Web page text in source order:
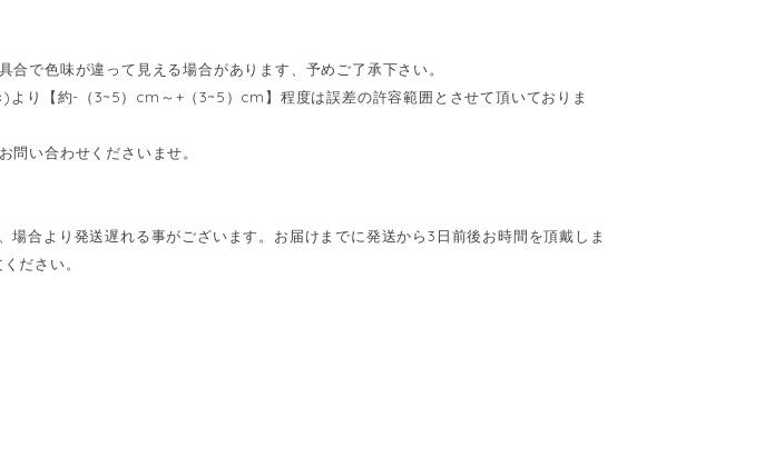
で色味が違って見える場合があります、予めご了承下さい。
より【約-（3~5）cm～+（3~5）cm】程度は誤差の許容範囲とさせて頂いておりま
問い合わせくださいませ。
合より発送遅れる事がございます。お届けまでに発送から3日前後お時間を頂戴しま
ださい。